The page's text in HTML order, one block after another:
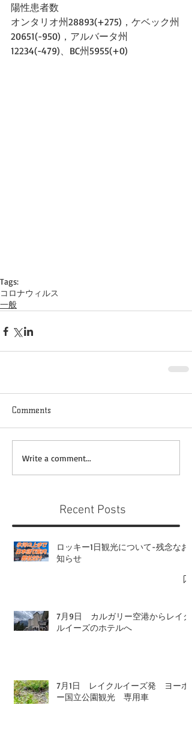
陽性患者数
オンタリオ州28893(+275)，ケベック州
20651(-950)，アルバータ州
12234(-479)、BC州5955(+0)
Tags:
コロナウィルス
一般
Comments
Write a comment...
Recent Posts
ロッキー1日観光について-残念なお
知らせ
7月9日 カルガリー空港からレイク
ルイーズのホテルへ
7月1日 レイクルイーズ発 ヨーホ
ー国立公園観光 専用車